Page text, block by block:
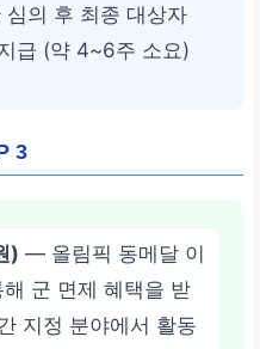
의 후 최종 대상자
급 (약 4~6주 소요)
3
) — 올림픽 동메달 이
군 면제 혜택을 받
지정 분야에서 활동